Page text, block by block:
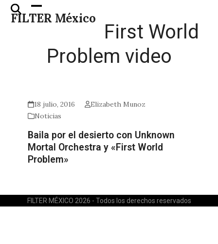
Skip
FILTER México
Open
mobile
Close
mobile
First World
Problem video
18 julio, 2016
Elizabeth Munoz
Noticias
Baila por el desierto con Unknown
Mortal Orchestra y «First World
Problem»
FILTER MÉXICO 2026 - Todos los derechos reservados